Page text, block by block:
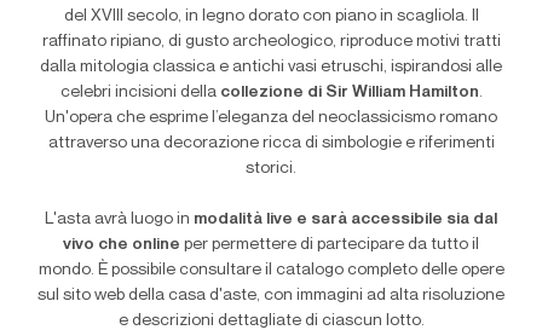
del XVIII secolo, in legno dorato con piano in scagliola. Il
raffinato ripiano, di gusto archeologico, riproduce motivi tratti
dalla mitologia classica e antichi vasi etruschi, ispirandosi alle
celebri incisioni della collezione di Sir William Hamilton.
Un'opera che esprime l’eleganza del neoclassicismo romano
attraverso una decorazione ricca di simbologie e riferimenti
storici.
L'asta avrà luogo in modalità live e sarà accessibile sia dal
vivo che online per permettere di partecipare da tutto il
mondo. È possibile consultare il catalogo completo delle opere
sul sito web della casa d'aste, con immagini ad alta risoluzione
e descrizioni dettagliate di ciascun lotto.